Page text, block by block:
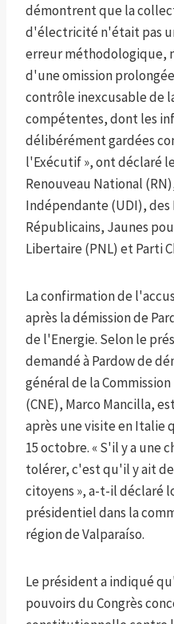
démontrent que la
d'électricité n'était pas
erreur méthodologique,
d'une omission
contrôle inexcusable de
compétentes, dont les
délibérément gardées
l'Exécutif », ont déclaré
Renouveau National
Indépendante (UDI),
Républicains, Jaunes
Libertaire (PNL) et Parti
La confirmation de
après la démission de
de l'Energie. Selon le
demandé à Pardow de
général de la
(CNE), Marco Mancilla,
après une visite en Italie
15 octobre. « S'il y a une
tolérer, c'est qu'il y ait
citoyens », a-t-il déclaré
présidentiel dans la
région de Valparaíso.
Le président a indiqué
pouvoirs du Congrès